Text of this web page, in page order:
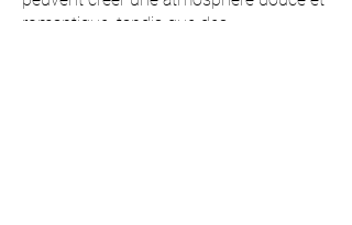
romantique, tandis que des